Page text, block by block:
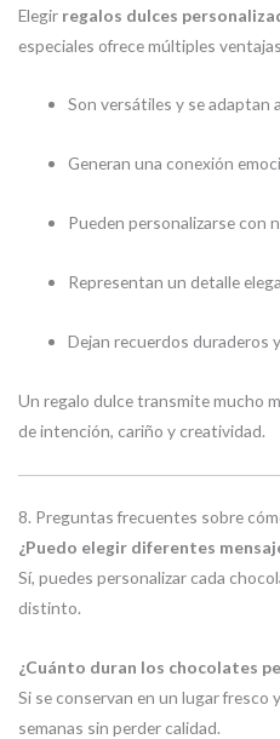
Elegir regalos dulces
especiales ofrece múltiples
Son versátiles y se adaptan
Generan una conexión
Pueden personalizarse con
Representan un detalle
Dejan recuerdos duraderos
Un regalo dulce transmite mucho
de intención, cariño y creatividad.
8. Preguntas frecuentes sobre
¿Puedo elegir diferentes
Sí, puedes personalizar cada
distinto.
¿Cuánto duran los chocolates
Si se conservan en un lugar fresco
semanas sin perder calidad.